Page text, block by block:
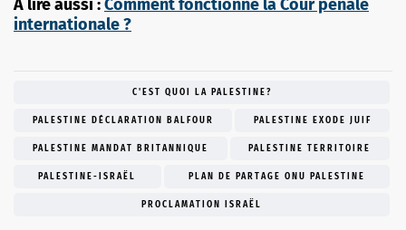
À lire aussi :Comment fonctionne la Cour pénale
internationale ?
C'EST QUOI LA PALESTINE?
PALESTINE DÉCLARATION BALFOUR PALESTINE EXODE JUIF
PALESTINE MANDAT BRITANNIQUE PALESTINE TERRITOIRE
PALESTINE-ISRAËL PLAN DE PARTAGE ONU PALESTINE
PROCLAMATION ISRAËL